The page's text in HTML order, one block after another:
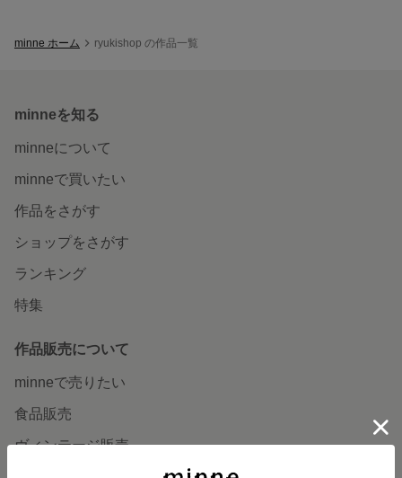
minne ホーム ryukishop の作品一覧
minneを知る
minneについて
minneで買いたい
作品をさがす
ショップをさがす
ランキング
特集
作品販売について
minneで売りたい
食品販売
ヴィンテージ販売